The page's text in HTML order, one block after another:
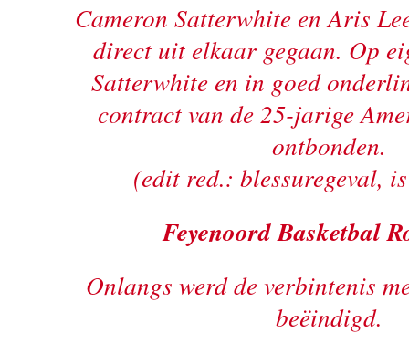
Cameron Satterwhite en Aris
direct uit elkaar gegaan. Op
Satterwhite en in goed
contract van de 25-jarige
ontbonden.
(edit red.: blessuregeval,
Feyenoord Basketbal
Onlangs werd de verbintenis
beëindigd.